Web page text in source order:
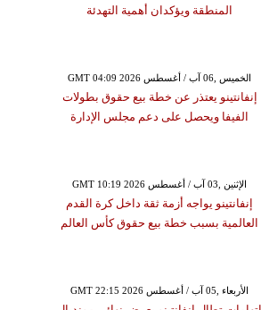
المنطقة ويؤكدان أهمية التهدئة
GMT 04:09 2026 الخميس ,06 آب / أغسطس
إنفانتينو يعتذر عن خطة بيع حقوق بطولات
الفيفا ويحصل على دعم مجلس الإدارة
GMT 10:19 2026 الإثنين ,03 آب / أغسطس
إنفانتينو يواجه أزمة ثقة داخل كرة القدم
العالمية بسبب خطة بيع حقوق كأس العالم
GMT 22:15 2026 الأربعاء ,05 آب / أغسطس